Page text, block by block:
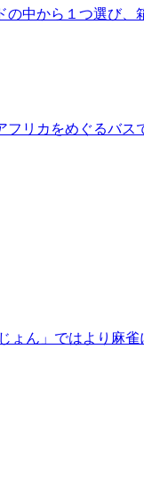
中から１つ選び、
リカをめぐるバ
ょん」ではより麻